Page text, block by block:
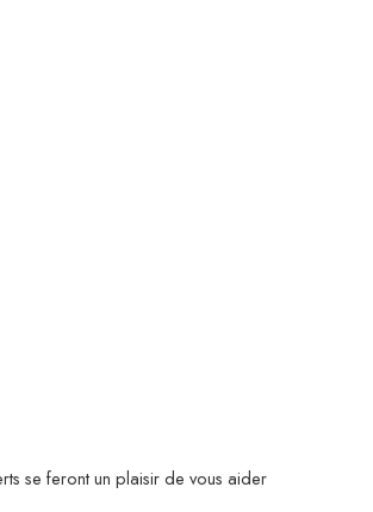
se feront un plaisir de vous aider